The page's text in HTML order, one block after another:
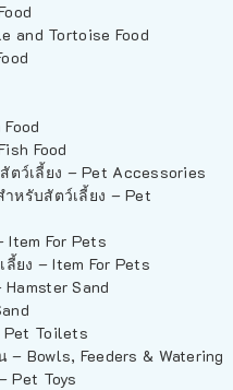
and Tortoise Food
Food
ว์เลี้ยง – Pet Accessories
รับสัตว์เลี้ยง – Pet
Item For Pets
ยง – Item For Pets
Sand
Pet Toilets
– Bowls, Feeders & Watering
Pet Toys